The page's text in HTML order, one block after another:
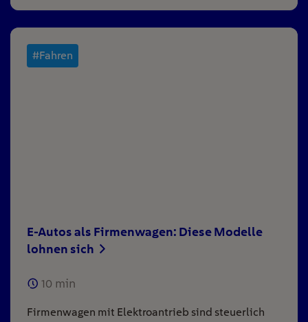
#Fahren
E-Autos als Firmenwagen: Diese Modelle
lohnen sich
10 min
Firmenwagen mit Elektroantrieb sind steuerlich